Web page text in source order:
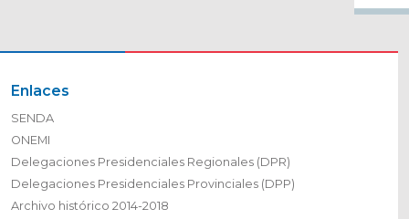
Enlaces
SENDA
ONEMI
Delegaciones Presidenciales Regionales (DPR)
Delegaciones Presidenciales Provinciales (DPP)
Archivo histórico 2014-2018